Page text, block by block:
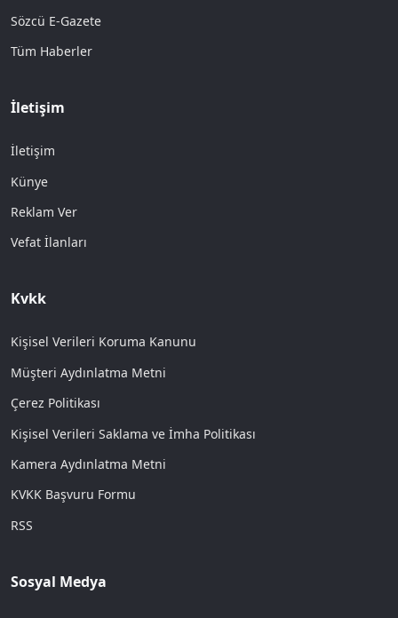
Sözcü E-Gazete
Tüm Haberler
İletişim
İletişim
Künye
Reklam Ver
Vefat İlanları
Kvkk
Kişisel Verileri Koruma Kanunu
Müşteri Aydınlatma Metni
Çerez Politikası
Kişisel Verileri Saklama ve İmha Politikası
Kamera Aydınlatma Metni
KVKK Başvuru Formu
RSS
Sosyal Medya